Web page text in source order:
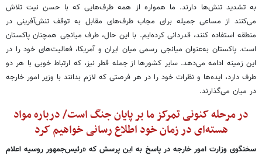
به تشدید تنش‌ها دارند. ما همواره از همه طرف‌هایی که با حسن نیت تلاش
می‌کنند از مساعی جمیله برای مجاب طرف‌های مقابل به توقف تنش‌آفرینی در
منطقه استفاده کنند، قدردانی کرده‌ایم. با این حال، طرف میانجی همچنان پاکستان
است. پاکستان به‌عنوان میانجی رسمی میان ایران و آمریکا، فعالیت‌های خود را در
این زمینه ادامه می‌دهد. سایر کشورها از جمله قطر نیز، که ارتباط خوبی با هر دو
طرف دارد، ایده‌ها و نظرات خود را در هر فرصتی که لازم بدانند با وزیر امور خارجه
در میان می‌گذارند.
در مرحله کنونی تمرکز ما بر پایان جنگ است/ درباره مواد
هسته‌ای در زمان خود اطلاع رسانی خواهیم کرد
سخنگوی وزارت امور خارجه در پاسخ به این پرسش که «رئیس‌جمهور روسیه اعلام